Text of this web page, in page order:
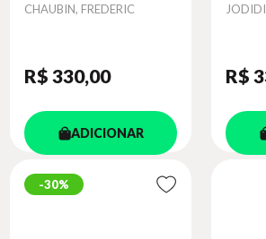
Autor
CHAUBIN, FREDERIC
R$ 330,00
ADICIONAR
Autor
R$
30%